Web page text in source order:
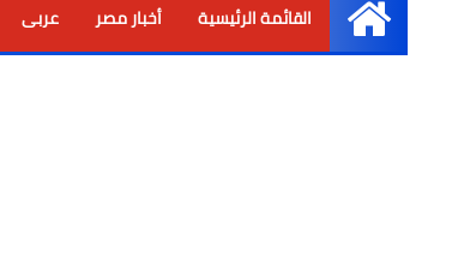
الرئيسية
القائمة الرئيسية أخبار مصر عربى